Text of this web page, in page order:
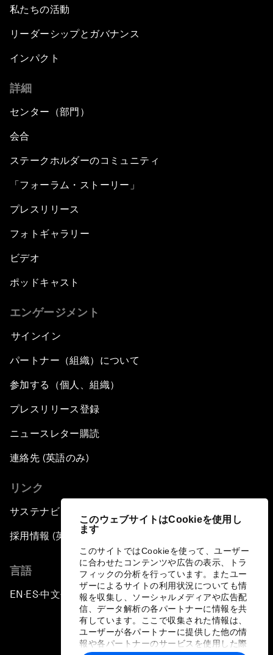
このウェブサイトはCookieを使用し
ます
このサイトではCookieを使って、ユーザー
に合わせたコンテンツや広告の表示、トラ
フィックの分析を行っています。またユー
ザーによるサイトの利用状況についても情
報を収集し、ソーシャルメディアや広告配
信、データ解析の各パートナーに情報を共
有しています。ここで収集された情報は、
ユーザーが各パートナーに提供した他の情
報や各パートナーのサービスを使用した際
私たちの活動
リーダーシップとガバナンス
インパクト
詳細
センター（部門）
会合
ステークホルダーのコミュニティ
「フォーラム・ストーリー」
プレスリリース
フォトギャラリー
ビデオ
ポッドキャスト
エンゲージメント
サインイン
パートナー（組織）について
参加する（個人、組織）
プレスリリース登録
ニュースレター購読
連絡先 (英語のみ)
リンク
サステナビリティへの取り組み
採用情報 (英語のみ)
言語
EN ▪ES▪中文▪ 日本語